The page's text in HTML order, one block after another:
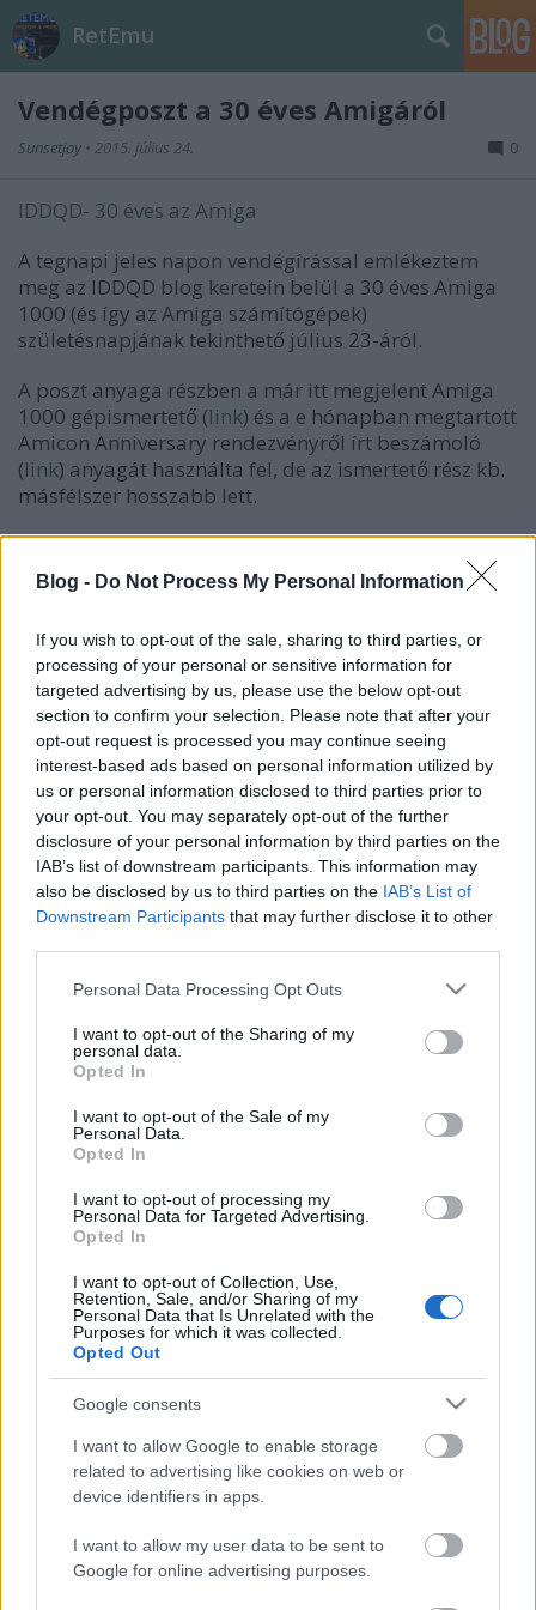
Blog - Do Not Process My Personal Information
If you wish to opt-out of the sale, sharing to third parties, or
processing of your personal or sensitive information for
targeted advertising by us, please use the below opt-out
section to confirm your selection. Please note that after your
opt-out request is processed you may continue seeing
interest-based ads based on personal information utilized by
us or personal information disclosed to third parties prior to
your opt-out. You may separately opt-out of the further
disclosure of your personal information by third parties on the
IAB’s list of downstream participants. This information may
also be disclosed by us to third parties on the IAB’s List of
Downstream Participants that may further disclose it to other
Please note that this website/app uses one or more Google
not limited to your visit or usage behaviour. You may click to
grant or deny consent to Google and its third-party tags to
use your data for below specified purposes in below Google
consent section.
Personal Data Processing Opt Outs
I want to opt-out of the Sharing of my
personal data.
Opted In
I want to opt-out of the Sale of my
Personal Data.
Opted In
I want to opt-out of processing my
Personal Data for Targeted Advertising.
Opted In
I want to opt-out of Collection, Use,
Retention, Sale, and/or Sharing of my
Personal Data that Is Unrelated with the
Purposes for which it was collected.
Opted Out
Google consents
I want to allow Google to enable storage
related to advertising like cookies on web or
device identifiers in apps.
I want to allow my user data to be sent to
Google for online advertising purposes.
RetEmu
Vendégposzt a 30 éves Amigáról
Sunsetjoy • 2015. július 24. 0
IDDQD- 30 éves az Amiga
A tegnapi jeles napon vendégírással emlékeztem
meg az IDDQD blog keretein belül a 30 éves Amiga
1000 (és így az Amiga számítógépek)
születésnapjának tekinthető július 23-áról.
A poszt anyaga részben a már itt megjelent Amiga
1000 gépismertető (link) és a e hónapban megtartott
Amicon Anniversary rendezvényről írt beszámoló
(link) anyagát használta fel, de az ismertető rész kb.
másfélszer hosszabb lett.
Vagyis aki még esetleg nem olvasta, nyugodtan
tegye meg, megéri! :D
Címkék:admin
Ajánlott bejegyzések:
Gépismertető- A Nemzetközösség
számítógépei I.
Évkönyv - Január I.
Névjegy- Videójátékok tévében és
Visszatekintés- Év végi ünnepek
Visszatekintés- A Star Trek játékok 50
blog.hu facebook